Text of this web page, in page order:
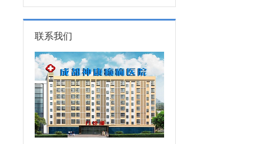
出现哪些症状?
联系我们